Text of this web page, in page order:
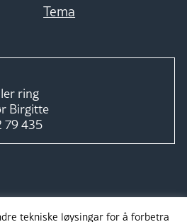
Tema
ring
Birgitte
79 435
tekniske løysingar for å forbetra